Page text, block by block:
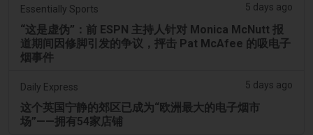
Essentially Sports 5 days ago
“这是虚伪”：前 ESPN 主持人针对 Monica McNutt 报
道期间因修脚引发的争议，抨击 Pat McAfee 的吸电子
烟事件
Daily Express 5 days ago
这个英国宁静的郊区已成为“欧洲最大的电子烟市
场”——拥有54家店铺